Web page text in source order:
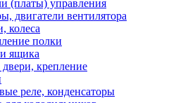
(платы) управления
двигатели вентилятора
колеса
полки
ящика
крепление
реле, конденсаторы